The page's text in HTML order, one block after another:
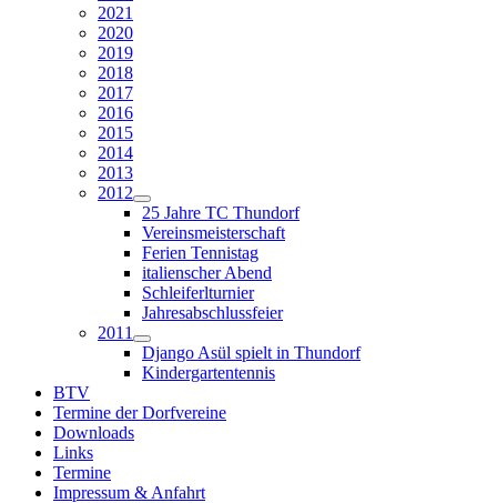
2021
2020
2019
2018
2017
2016
2015
2014
2013
2012
25 Jahre TC Thundorf
Vereinsmeisterschaft
Ferien Tennistag
italienscher Abend
Schleiferlturnier
Jahresabschlussfeier
2011
Django Asül spielt in Thundorf
Kindergartentennis
BTV
Termine der Dorfvereine
Downloads
Links
Termine
Impressum & Anfahrt